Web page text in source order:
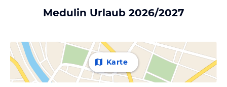
Medulin Urlaub 2026/2027
Karte